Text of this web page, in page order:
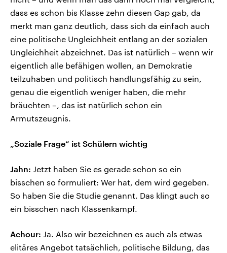
dass es schon bis Klasse zehn diesen Gap gab, da
merkt man ganz deutlich, dass sich da einfach auch
eine politische Ungleichheit entlang an der sozialen
Ungleichheit abzeichnet. Das ist natürlich – wenn wir
eigentlich alle befähigen wollen, an Demokratie
teilzuhaben und politisch handlungsfähig zu sein,
genau die eigentlich weniger haben, die mehr
bräuchten –, das ist natürlich schon ein
Armutszeugnis.
„Soziale Frage“ ist Schülern wichtig
Jahn: Jetzt haben Sie es gerade schon so ein
bisschen so formuliert: Wer hat, dem wird gegeben.
So haben Sie die Studie genannt. Das klingt auch so
ein bisschen nach Klassenkampf.
Achour: Ja. Also wir bezeichnen es auch als etwas
elitäres Angebot tatsächlich, politische Bildung, das